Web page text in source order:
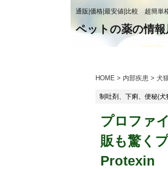
通販|価格|最安値|比較 超簡単
ペットの薬の情報
HOME > 内部疾患 > 犬
制吐剤、下痢、便秘(犬
プロファ
販も驚く
Protexin